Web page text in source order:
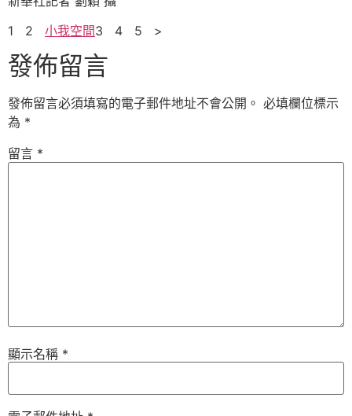
1 2 小我空間3 4 5 >
發佈留言
發佈留言必須填寫的電子郵件地址不會公開。 必填欄位標示
為 *
留言 *
顯示名稱 *